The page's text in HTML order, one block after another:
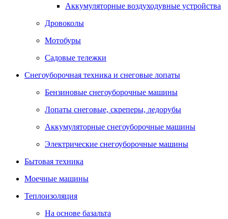
Аккумуляторные воздуходувные устройства
Дровоколы
Мотобуры
Садовые тележки
Снегоуборочная техника и снеговые лопаты
Бензиновые снегоуборочные машины
Лопаты снеговые, скреперы, ледорубы
Аккумуляторные снегоуборочные машины
Электрические снегоуборочные машины
Бытовая техника
Моечные машины
Теплоизоляция
На основе базальта